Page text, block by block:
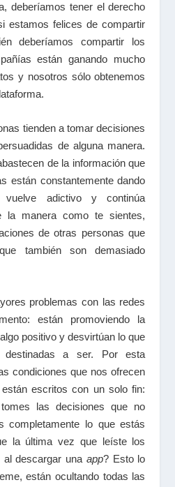
deberíamos tener el derecho
estamos felices de compartir
deberíamos compartir los
están ganando mucho
y nosotros sólo obtenemos
tienden a tomar decisiones
de alguna manera.
de la información que
están constantemente dando
adictivo y continúa
la manera como te sientes,
de otras personas que
también son demasiado
problemas con las redes
están promoviendo la
positivo y desvirtúan lo que
destinadas a ser. Por esta
condiciones que nos ofrecen
escritos con un solo fin:
las decisiones que no
completamente lo que estás
la última vez que leíste los
descargar una app? Esto lo
están ocultando todas las